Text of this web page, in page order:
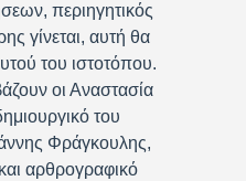
περιηγητικός
γίνεται, αυτή θα
του ιστοτόπου.
οι Αναστασία
του
Φράγκουλης,
αρθρογραφικό